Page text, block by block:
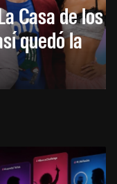
Casa de los
quedó la